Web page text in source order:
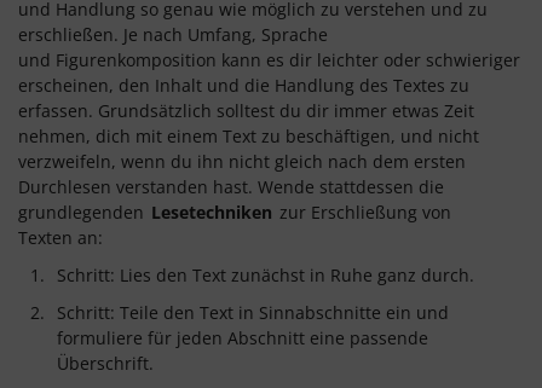
und Handlung so genau wie möglich zu verstehen und zu
erschließen. Je nach Umfang, Sprache
und Figurenkomposition kann es dir leichter oder schwieriger
erscheinen, den Inhalt und die Handlung des Textes zu
erfassen. Grundsätzlich solltest du dir immer etwas Zeit
nehmen, dich mit einem Text zu beschäftigen, und nicht
verzweifeln, wenn du ihn nicht gleich nach dem ersten
Durchlesen verstanden hast. Wende stattdessen die
grundlegenden Lesetechniken zur Erschließung von
Texten an:
Schritt: Lies den Text zunächst in Ruhe ganz durch.
Schritt: Teile den Text in Sinnabschnitte ein und
formuliere für jeden Abschnitt eine passende
Überschrift.